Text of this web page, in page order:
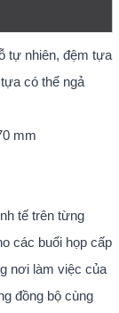
tự nhiên, đệm tựa
có thể ngả
mm
tế trên từng
các buổi họp cấp
nơi làm việc của
đồng bộ cùng